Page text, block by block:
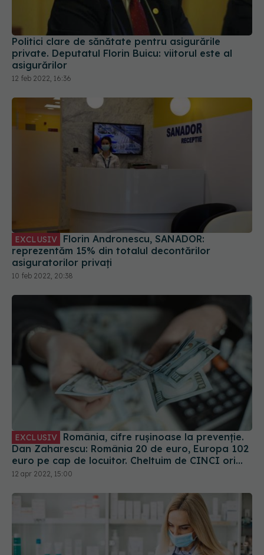
Politici clare de sănătate pentru asigurările
private. Deputatul Florin Buicu: viitorul este al
asigurărilor
12 feb 2022, 16:36
EXCLUSIV
reprezentăm 15% din totalul decontărilor
asiguratorilor privați
10 feb 2022, 20:38
EXCLUSIV
Dan Zaharescu: România 20 de euro, Europa 102
euro pe cap de locuitor. Cheltuim de CINCI ori
mai puțin
12 apr 2022, 15:00